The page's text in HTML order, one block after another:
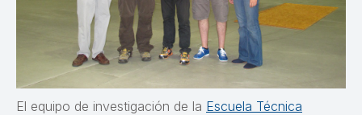
El equipo de investigación de la Escuela Técnica